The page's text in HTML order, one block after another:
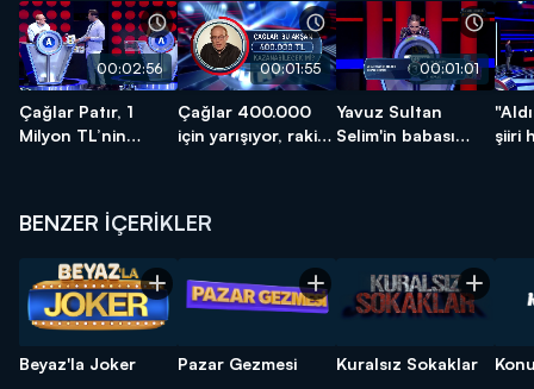
00:02:56
Çağlar Patır, 1
Milyon TL’nin
00:01:55
Çağlar 400.000
için yarışıyor, rakibi
00:01:01
Yavuz Sultan
Selim'in babası
şiiri
BENZER İÇERİKLER
Beyaz'la Joker Pazar Gezmesi Kuralsız Sokaklar